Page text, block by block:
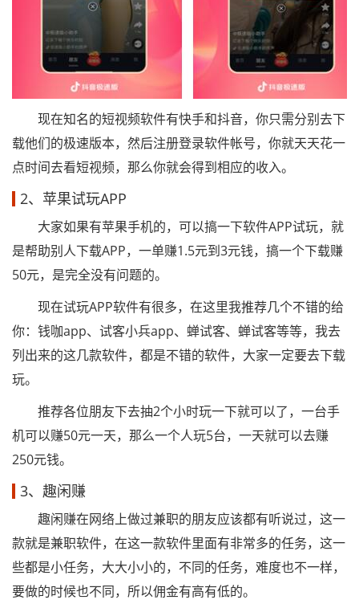
现在知名的短视频软件有快手和抖音，你只需分别去下
载他们的极速版本，然后注册登录软件帐号，你就天天花一
点时间去看短视频，那么你就会得到相应的收入。
2、苹果试玩APP
大家如果有苹果手机的，可以搞一下软件APP试玩，就
是帮助别人下载APP，一单赚1.5元到3元钱，搞一个下载赚
50元，是完全没有问题的。
现在试玩APP软件有很多，在这里我推荐几个不错的给
你：钱咖app、试客小兵app、蝉试客、蝉试客等等，我去
列出来的这几款软件，都是不错的软件，大家一定要去下载
玩。
推荐各位朋友下去抽2个小时玩一下就可以了，一台手
机可以赚50元一天，那么一个人玩5台，一天就可以去赚
250元钱。
3、趣闲赚
趣闲赚在网络上做过兼职的朋友应该都有听说过，这一
款就是兼职软件，在这一款软件里面有非常多的任务，这一
些都是小任务，大大小小的，不同的任务，难度也不一样，
要做的时候也不同，所以佣金有高有低的。